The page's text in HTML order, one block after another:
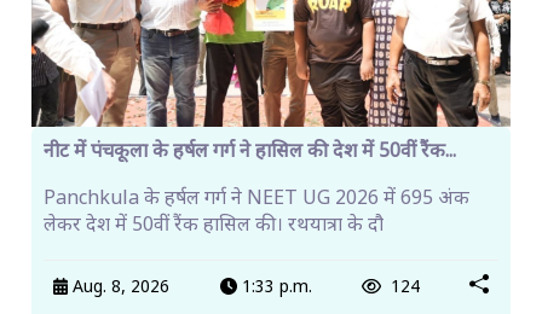
नीट में पंचकूला के हर्षल गर्ग ने हासिल की देश में 50वीं रैंक...
Panchkula के हर्षल गर्ग ने NEET UG 2026 में 695 अंक
लेकर देश में 50वीं रैंक हासिल की। रथयात्रा के दौ
Aug. 8, 2026 1:33 p.m. 124